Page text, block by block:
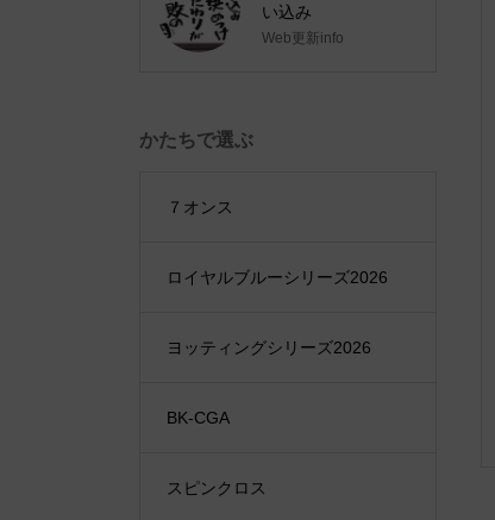
い込み
Web更新info
かたちで選ぶ
７オンス
ロイヤルブルーシリーズ2026
ヨッティングシリーズ2026
BK-CGA
スピンクロス